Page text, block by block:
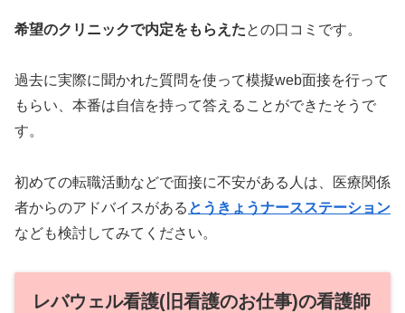
希望のクリニックで内定をもらえたとの口コミです。
過去に実際に聞かれた質問を使って模擬web面接を行って
もらい、本番は自信を持って答えることができたそうで
す。
初めての転職活動などで面接に不安がある人は、医療関係
者からのアドバイスがある とうきょうナースステーション
なども検討してみてください。
レバウェル看護(旧看護のお仕事)の看護師